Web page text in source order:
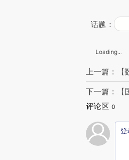
话题：
Loading...
上一篇：【
下一篇：【
评论区 0
登